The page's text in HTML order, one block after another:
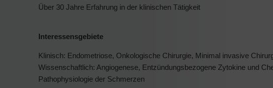
Über 30 Jahre Erfahrung in der klinischen Tätigkeit
Interessensgebiete
Klinisch: Endometriose, Onkologische Chirurgie, Minimal invasive
Wissenschaftlich: Angiogenese, Entzündungsbezogene Zytokine und
Pathophysiologie der Schmerzen